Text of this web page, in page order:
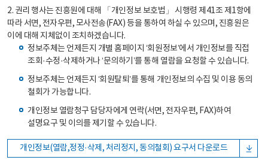
2. 권리 행사는 진흥원에 대해 「개인정보 보호법」 시행령 제41조 제1항에
따라 서면, 전자우편, 모사전송(FAX) 등을 통하여 하실 수 있으며, 진흥원은
이에 대해 지체없이 조치하겠습니다.
정보주체는 언제든지 개별 홈페이지 ‘회원정보’에서 개인정보를 직접
조회·수정·삭제하거나 ‘문의하기’를 통해 열람을 요청할 수 있습니다.
정보주체는 언제든지 ‘회원탈퇴’를 통해 개인정보의 수집 및 이용 동의
철회가 가능합니다.
개인정보 열람청구 담당자에게 연락(서면, 전자우편, FAX)하여
설명요구 및 이의를 제기할 수 있습니다.
개인정보(열람,정정·삭제, 처리정지, 동의철회) 요구서 다운로드